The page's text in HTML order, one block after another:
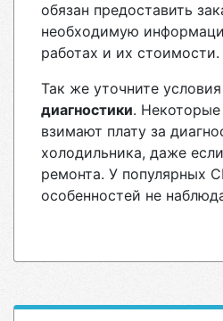
обязан предоставить
необходимую
работах и их стоимости.
Так же уточните
диагностики.
взимают плату за
холодильника, даже
ремонта. У популярных
особенностей не